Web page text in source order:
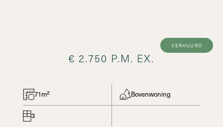
verhuurd
€ 2.750 P.M. EX.
71m² Bovenwoning
3